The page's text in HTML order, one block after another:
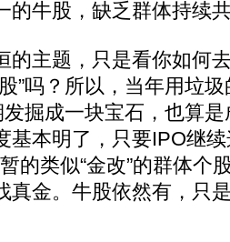
的牛股，缺乏群体持续
主题，只是看你如何
”吗？所以，当年用垃
发掘成一块宝石，也算
基本明了，只要IPO继
的类似“金改”的群体个
真金。牛股依然有，只